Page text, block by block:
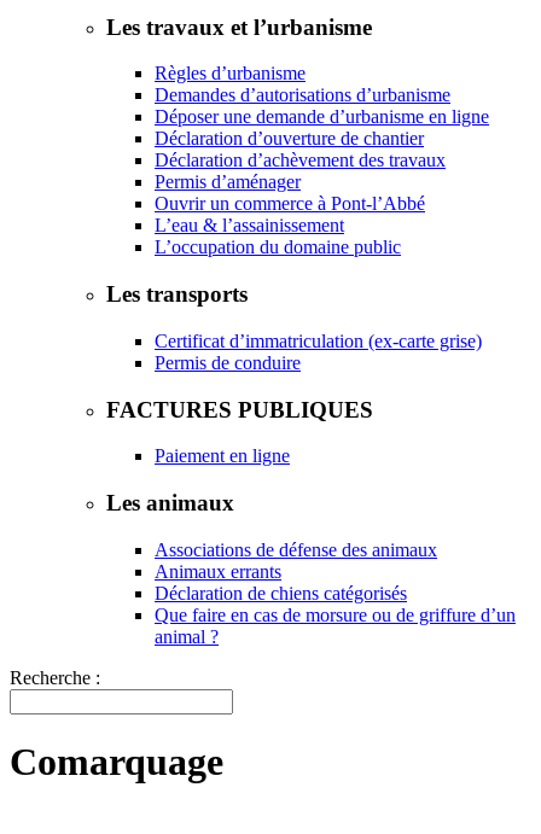
Les travaux et l’urbanisme
Règles d’urbanisme
Demandes d’autorisations d’urbanisme
Déposer une demande d’urbanisme en ligne
Déclaration d’ouverture de chantier
Déclaration d’achèvement des travaux
Permis d’aménager
Ouvrir un commerce à Pont-l’Abbé
L’eau & l’assainissement
L’occupation du domaine public
Les transports
Certificat d’immatriculation (ex-carte grise)
Permis de conduire
FACTURES PUBLIQUES
Paiement en ligne
Les animaux
Associations de défense des animaux
Animaux errants
Déclaration de chiens catégorisés
Que faire en cas de morsure ou de griffure d’un
animal ?
Recherche :
Comarquage